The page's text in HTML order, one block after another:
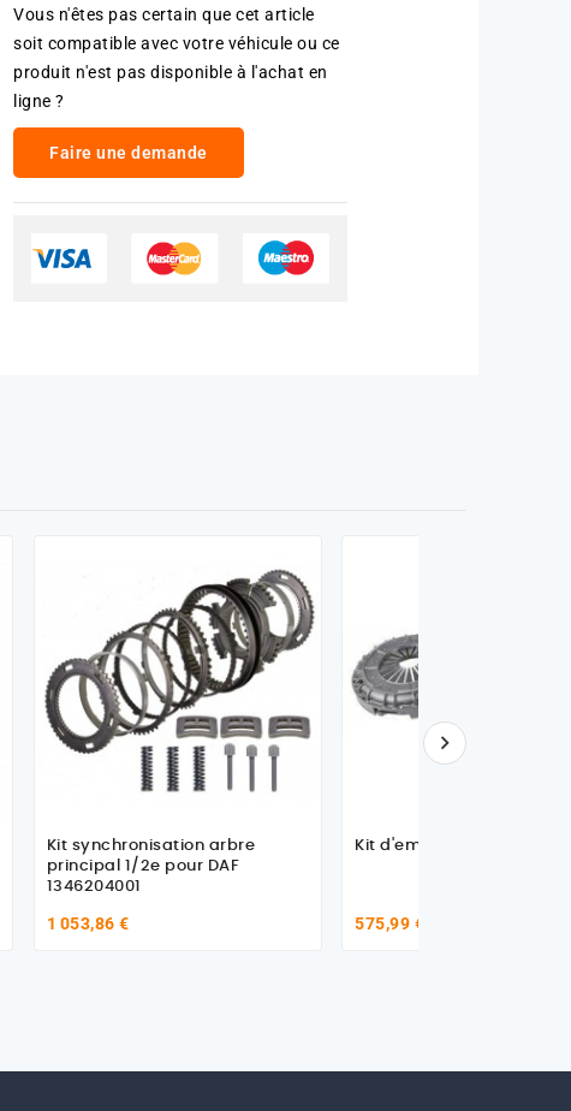
Vous n'êtes pas certain que cet article
soit compatible avec votre véhicule ou ce
produit n'est pas disponible à l'achat en
ligne ?
Faire une demande
Kit synchronisation arbre
principal 1/2e pour DAF
1346204001
1 053,86 €
Kit d'embrayage POUR
575,99 €
